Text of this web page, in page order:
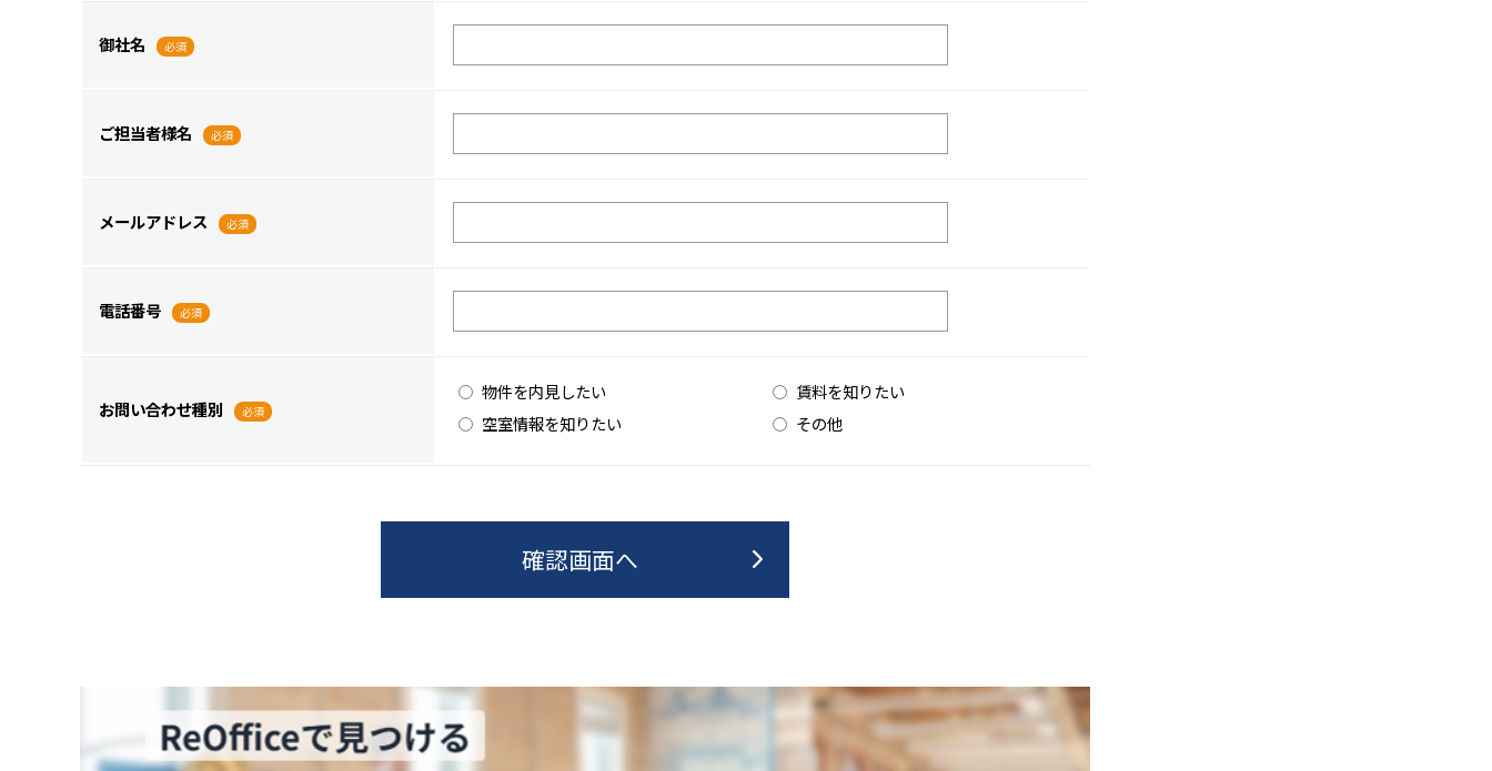
御社名 必須
ご担当者様名 必須
メールアドレス 必須
電話番号 必須
お問い合わせ種別 必須
物件を内見したい
賃料を知りたい
空室情報を知りたい
その他